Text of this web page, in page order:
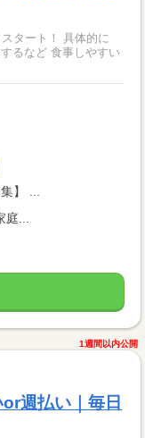
！ 具体的に
】 ...
...
1週間以内公開
週払い｜毎日